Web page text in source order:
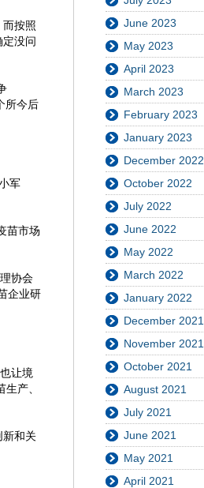
按照
没问
所今后
军
苗市场
协会
企业研
让境
产、
新和关
June 2023
May 2023
April 2023
March 2023
February 2023
January 2023
December 2022
October 2022
July 2022
June 2022
May 2022
March 2022
January 2022
December 2021
November 2021
October 2021
August 2021
July 2021
June 2021
May 2021
April 2021